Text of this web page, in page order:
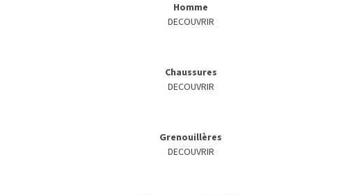
Homme
DECOUVRIR
Chaussures
DECOUVRIR
Grenouillères
DECOUVRIR